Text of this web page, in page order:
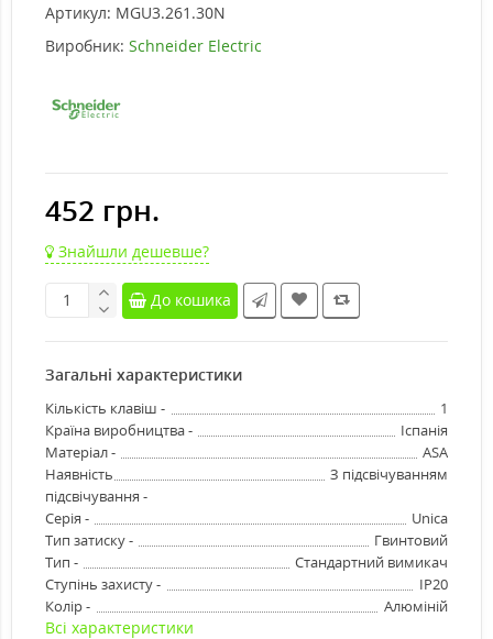
Артикул: MGU3.261.30N
Виробник: Schneider Electric
452 грн.
Знайшли дешевше?
До кошика
Загальні характеристики
Кількість клавіш -
1
Країна виробництва -
Іспанія
Матеріал -
ASA
Наявність
підсвічування -
З підсвічуванням
Серія -
Unica
Тип затиску -
Гвинтовий
Тип -
Стандартний вимикач
Ступінь захисту -
IP20
Колір -
Алюміній
Всі характеристики